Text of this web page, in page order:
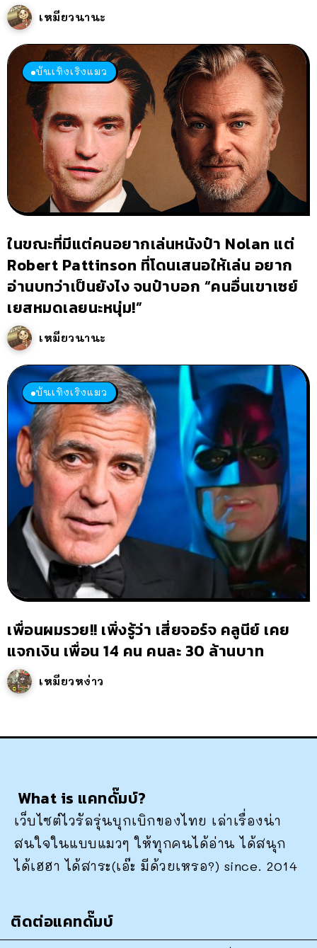
เหมียวนานะ
บันเทิงเริงแมว
ในขณะที่มีแต่คนอยากเล่นหนังป๋า Nolan แต่
Robert Pattinson ที่โดนเสนอให้เล่น อยาก
อ่านบทว่าเป็นยังไง จนป๋าบอก “คนอื่นเขาเซย์
เยสหมดเลยนะหนุ่ม!”
เหมียวนานะ
บันเทิงเริงแมว
เพื่อนผมรวย!! เพิ่งรู้ว่า เสี่ยจอร์จ คลูนีย์ เคย
แจกเงิน เพื่อน 14 คน คนละ 30 ล้านบาท
เหมียวหง่าว
What is แคทดั๊มบ์?
เว็บไซต์ไวรัลรุ่นบุกเบิกของไทย เล่าเรื่องน่า
สนใจในแบบแมวๆ ให้ทุกคนได้อ่าน ได้สนุก
ได้เฮฮา ได้สาระ(เอ๊ะ มีด้วยเหรอ?) since. 2014
ติดต่อแคทดั๊มบ์